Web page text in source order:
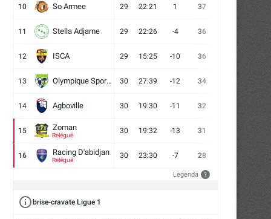
10 So Armee 29 22:21 1 37
11 Stella Adjame 29 22:26 -4 36 11
12 ISCA 29 15:25 -10 36
13 Olympique Sport d'Abobo FC 30 27:39 -12 34
14 Agboville 30 19:30 -11 32
15 Zoman
Relégué
30 19:32 -13 31 10
16 Racing D'abidjan
Relégué
30 23:30 -7 28
Legenda ?
brise-cravate Ligue 1